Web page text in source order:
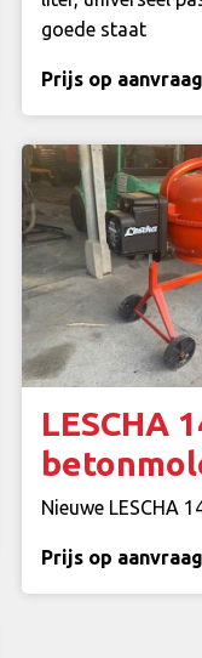
goede staat
Prijs op aanvraag
LESCHA
Nieuwe LESCHA
Prijs op aanvraag